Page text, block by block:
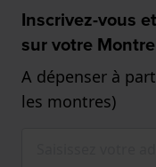
Inscrivez-vous
sur votre
A dépenser à
les montres)